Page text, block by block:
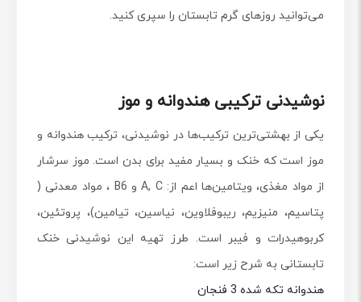
می‌توانید روزهای گرم تابستان را سپری کنید.
نوشیدنی ترکیبی هندوانه و موز
یکی از بهشتی‌ترین ترکیب‌ها در نوشیدنی، ترکیب هندوانه و
موز است که خنک و بسیار مفید برای بدن است. موز سرشار
از مواد مغذی، ویتامین‌ها اعم از: A, C و B6 ، مواد معدنی (
پتاسیم، منیزیم، ریبوفلاوین، نیاسین، تیامین)، پروتئین،
کربوهیدرات و فیبر است. طرز تهیه این نوشیدنی خنک
تابستانی به شرح زیر است:
هندوانه تکه شده 3 فنجان